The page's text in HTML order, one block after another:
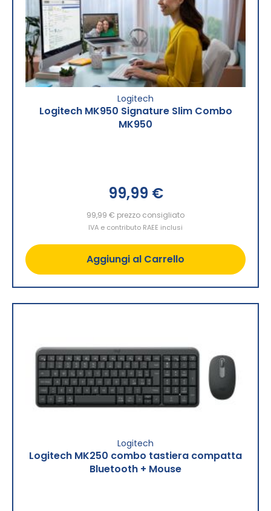
Logitech
Logitech MK950 Signature Slim Combo
MK950
99,99 €
99,99 € prezzo consigliato
IVA e contributo RAEE inclusi
Aggiungi al Carrello
Logitech
Logitech MK250 combo tastiera compatta
Bluetooth + Mouse